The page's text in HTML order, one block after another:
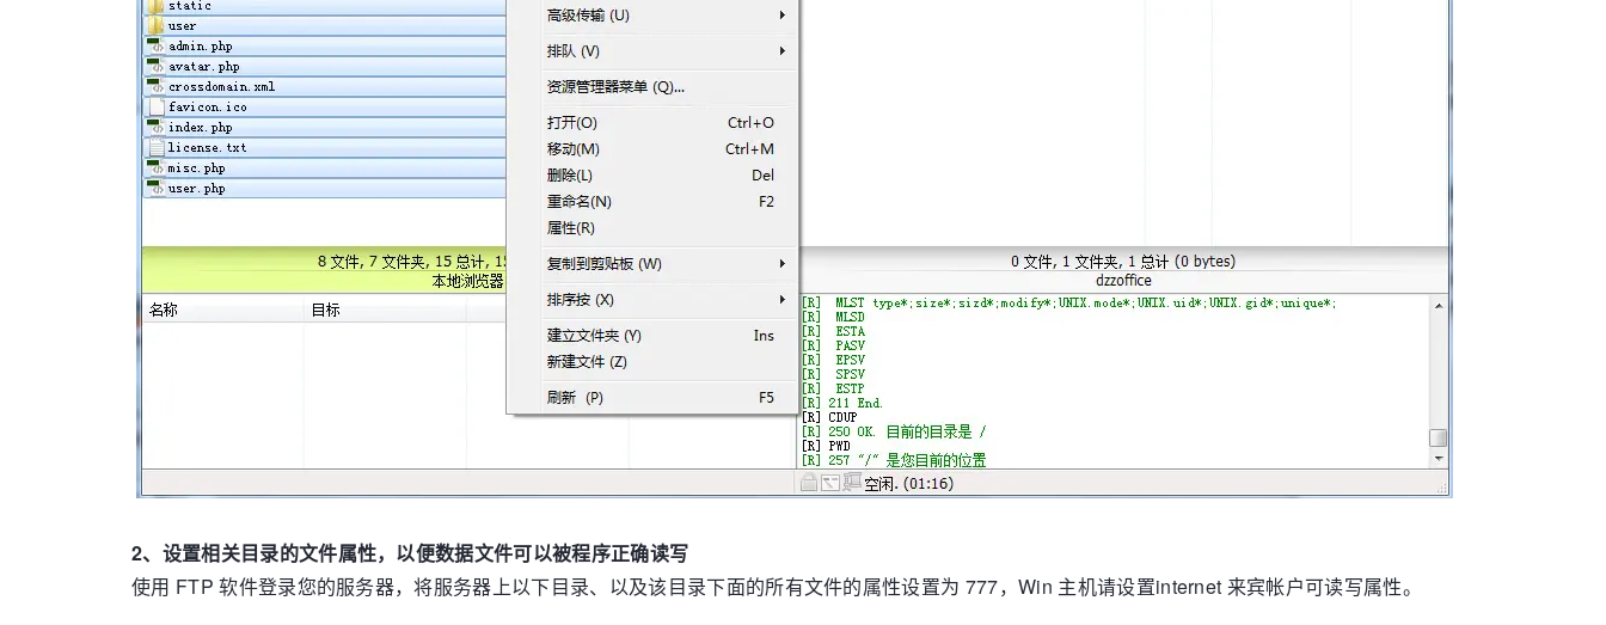
2、设置相关目录的文件属性，以便数据文件可以被程序正确读写
使用 FTP 软件登录您的服务器，将服务器上以下目录、以及该目录下面的所有文件的属性设置为 777，Win 主机请设置internet 来宾帐户可读写属性。